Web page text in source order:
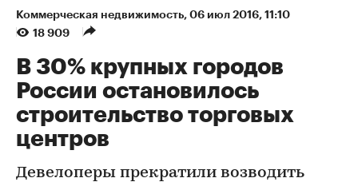
Коммерческая недвижимость⁠, 06 июл 2016, 11:10
18 909
В 30% крупных городов
России остановилось
строительство торговых
центров
Девелоперы прекратили возводить